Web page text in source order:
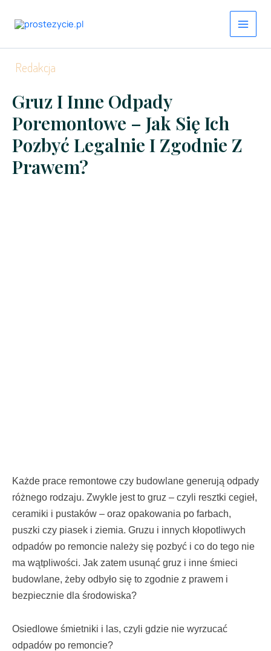
Redakcja
Gruz I Inne Odpady
Poremontowe – Jak Się Ich
Pozbyć Legalnie I Zgodnie Z
Prawem?
Każde prace remontowe czy budowlane generują odpady
różnego rodzaju. Zwykle jest to gruz – czyli resztki cegieł,
ceramiki i pustaków – oraz opakowania po farbach,
puszki czy piasek i ziemia. Gruzu i innych kłopotliwych
odpadów po remoncie należy się pozbyć i co do tego nie
ma wątpliwości. Jak zatem usunąć gruz i inne śmieci
budowlane, żeby odbyło się to zgodnie z prawem i
bezpiecznie dla środowiska?
Osiedlowe śmietniki i las, czyli gdzie nie wyrzucać
odpadów po remoncie?